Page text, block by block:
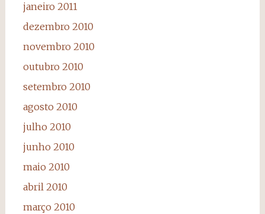
janeiro 2011
dezembro 2010
novembro 2010
outubro 2010
setembro 2010
agosto 2010
julho 2010
junho 2010
maio 2010
abril 2010
março 2010